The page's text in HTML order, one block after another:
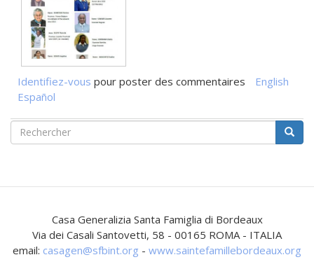
Identifiez-vous pour poster des commentaires
English
Español
Formulaire
Casa Generalizia Santa Famiglia di Bordeaux
Via dei Casali Santovetti, 58 - 00165 ROMA - ITALIA
email: casagen@sfbint.org - www.saintefamillebordeaux.org